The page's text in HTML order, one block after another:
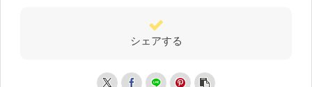
シェアする